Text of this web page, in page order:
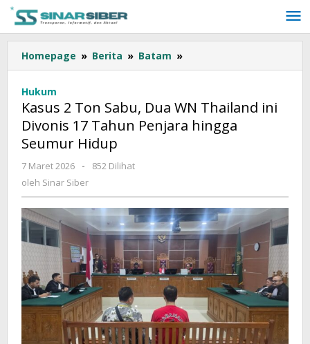
Lewati
konten
Homepage » Berita » Batam »
2
Sabu,
Dua
WN
Tahun
Penjara
hingga
Seumur
Hidup
Hukum
Kasus 2 Ton Sabu, Dua WN Thailand ini
Divonis 17 Tahun Penjara hingga
Seumur Hidup
7 Maret 2026
oleh
Sinar
-
852 Dilihat
oleh Sinar Siber